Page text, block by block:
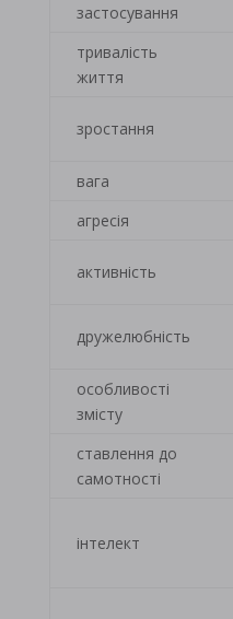
застосування
тривалість
життя
зростання
вага
агресія
активність
дружелюбність
особливості
змісту
ставлення до
самотності
інтелект